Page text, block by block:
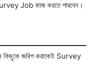
Job কাজ করতে পারবেন।
কিছুকে জরিপ করাকেই Survey